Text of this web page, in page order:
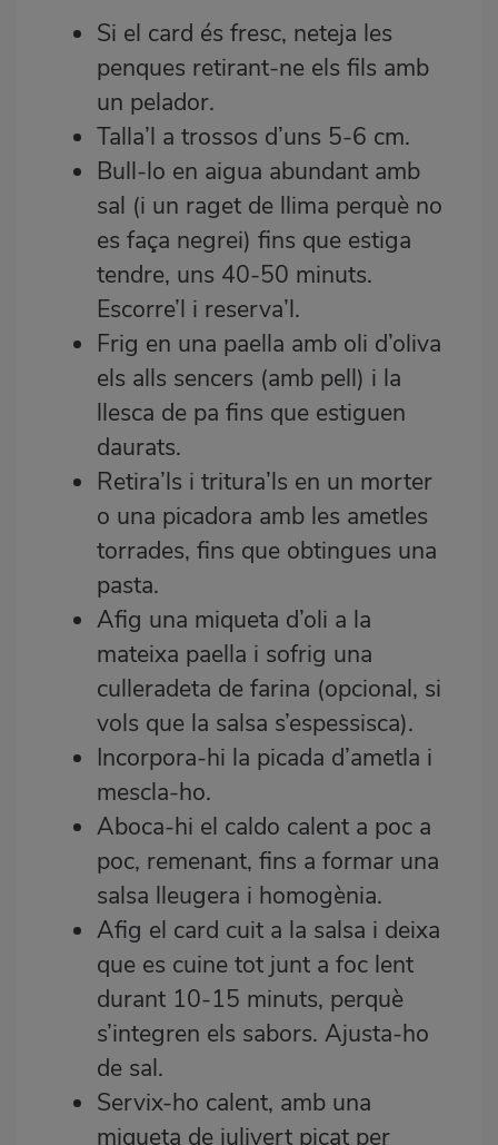
Si el card és fresc, neteja les
penques retirant-ne els fils amb
un pelador.
Talla’l a trossos d’uns 5-6 cm.
Bull-lo en aigua abundant amb
sal (i un raget de llima perquè no
es faça negrei) fins que estiga
tendre, uns 40-50 minuts.
Escorre’l i reserva’l.
Frig en una paella amb oli d’oliva
els alls sencers (amb pell) i la
llesca de pa fins que estiguen
daurats.
Retira’ls i tritura’ls en un morter
o una picadora amb les ametles
torrades, fins que obtingues una
pasta.
Afig una miqueta d’oli a la
mateixa paella i sofrig una
culleradeta de farina (opcional, si
vols que la salsa s’espessisca).
Incorpora-hi la picada d’ametla i
mescla-ho.
Aboca-hi el caldo calent a poc a
poc, remenant, fins a formar una
salsa lleugera i homogènia.
Afig el card cuit a la salsa i deixa
que es cuine tot junt a foc lent
durant 10-15 minuts, perquè
s’integren els sabors. Ajusta-ho
de sal.
Servix-ho calent, amb una
miqueta de julivert picat per